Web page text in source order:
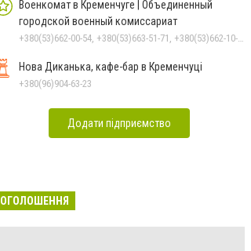
Военкомат в Кременчуге | Объединенный
городской военный комиссариат
+380(53)662-00-54, +380(53)663-51-71, +380(53)662-10-35
Нова Диканька, кафе-бар в Кременчуці
+380(96)904-63-23
Додати підприємство
ОГОЛОШЕННЯ